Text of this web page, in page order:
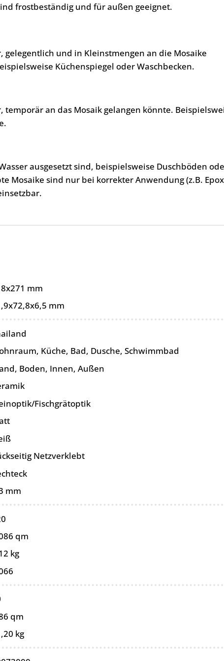
frostbeständig und für außen geeignet.
gelegentlich und in Kleinstmengen an die Mosaike
Küchenspiegel oder Waschbecken.
temporär an das Mosaik gelangen könnte.
ausgesetzt sind, beispielsweise Duschböden
Mosaike sind nur bei korrekter Anwendung (z.B.
mm
mm
Küche, Bad, Dusche, Schwimmbad
Boden, Innen, Außen
Fischgrätoptik
Netzverklebt
mm
qm
kg
qm
kg